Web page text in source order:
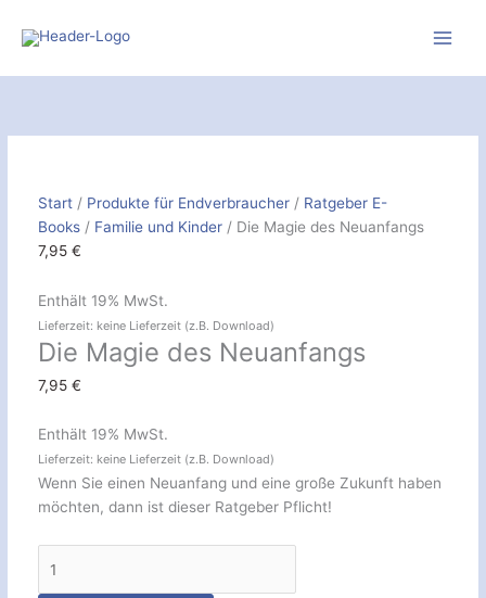
Inhalt
Start/ Produkte für Endverbraucher/ Ratgeber E-
Books/ Familie und Kinder/ Die Magie des Neuanfangs
7,95 €
Enthält 19% MwSt.
Lieferzeit: keine Lieferzeit (z.B. Download)
Die Magie des Neuanfangs
7,95 €
Enthält 19% MwSt.
Lieferzeit: keine Lieferzeit (z.B. Download)
Wenn Sie einen Neuanfang und eine große Zukunft haben
möchten, dann ist dieser Ratgeber Pflicht!
des
Menge